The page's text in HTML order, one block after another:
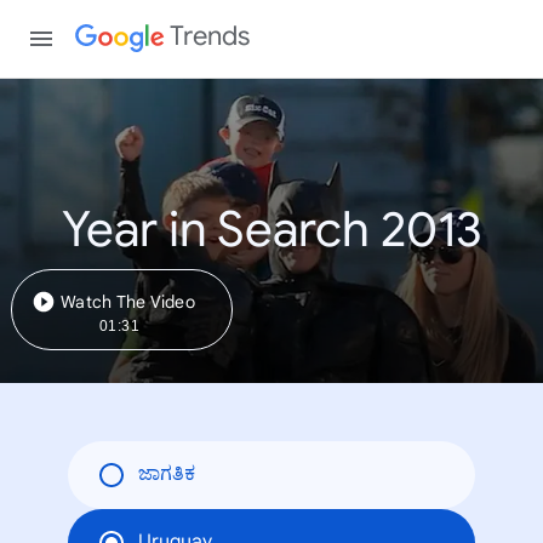
Trends
Year in Search 2013
Watch The Video
01:31
ಜಾಗತಿಕ